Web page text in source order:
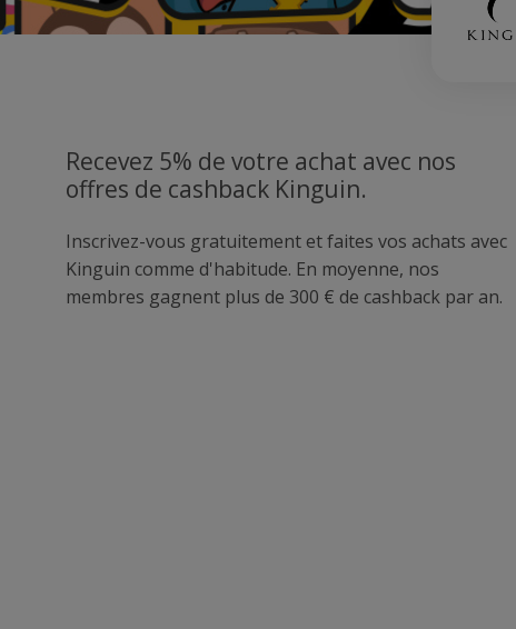
Recevez 5% de votre achat avec nos
offres de cashback Kinguin.
Inscrivez-vous gratuitement et faites vos achats avec
Kinguin comme d'habitude. En moyenne, nos
membres gagnent plus de 300 € de cashback par an.